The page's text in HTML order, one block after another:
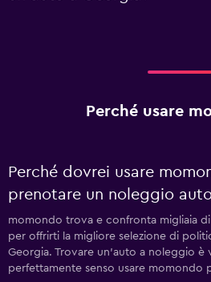
Perché usare
Perché dovrei usare
prenotare un noleggio
momondo trova e confronta migliaia
per offrirti la migliore selezione di
Georgia. Trovare un'auto a noleggio
perfettamente senso usare momondo